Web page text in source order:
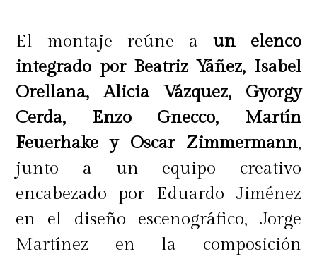
Fuenzalida (ilustraciones)
Huevo azul narra la historia de
Kollo, una gallina distinta que
descubre que sus huevos son de un
inusual color azul. La trama invita a
reflexionar sobre la aceptación de la
diferencia y la belleza de ser
auténtico.
El montaje reúne a un elenco
integrado por Beatriz Yáñez, Isabel
Orellana, Alicia Vázquez, Gyorgy
Cerda, Enzo Gnecco, Martín
Feuerhake y Oscar Zimmermann,
junto a un equipo creativo
encabezado por Eduardo Jiménez
en el diseño escenográfico, Jorge
Martínez en la composición